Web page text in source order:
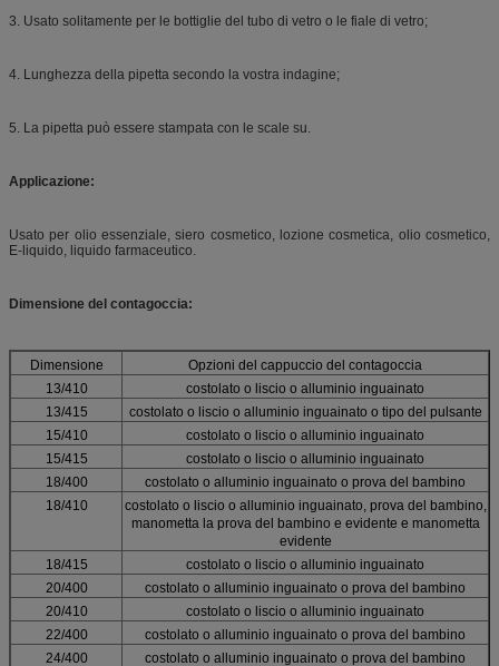
3. Usato solitamente per le bottiglie del tubo di vetro o le fiale di vetro;
4. Lunghezza della pipetta secondo la vostra indagine;
5. La pipetta può essere stampata con le scale su.
Applicazione:
Usato per olio essenziale, siero cosmetico, lozione cosmetica, olio cosmetico,
E-liquido, liquido farmaceutico.
Dimensione del contagoccia:
Dimensione
Opzioni del cappuccio del contagoccia
13/410
costolato o liscio o alluminio inguainato
13/415
costolato o liscio o alluminio inguainato o tipo del pulsante
15/410
costolato o liscio o alluminio inguainato
15/415
costolato o liscio o alluminio inguainato
18/400
costolato o alluminio inguainato o prova del bambino
18/410
costolato o liscio o alluminio inguainato, prova del bambino,
manometta la prova del bambino e evidente e manometta
evidente
18/415
costolato o liscio o alluminio inguainato
20/400
costolato o alluminio inguainato o prova del bambino
20/410
costolato o liscio o alluminio inguainato
22/400
costolato o alluminio inguainato o prova del bambino
24/400
costolato o alluminio inguainato o prova del bambino